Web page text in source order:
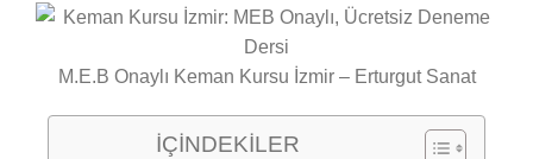
M.E.B Onaylı Keman Kursu İzmir – Erturgut Sanat
İÇİNDEKİLER